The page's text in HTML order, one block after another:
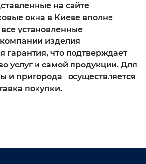
на сайте
окна в Киеве вполне
установленные
изделия
гарантия, что подтверждает
услуг и самой продукции. Для
и пригорода осуществляется
покупки.